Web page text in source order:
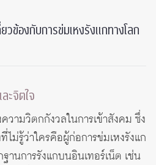
ข้องกับการข่มเหงรังแกทางโลก
ะจิตใจ
วามวิตกกังวลในการเข้าสังคม ซึ่ง
ม่รู้ว่าใครคือผู้ก่อการข่มเหงรังแก
านการรังแกบนอินเทอร์เน็ต เช่น